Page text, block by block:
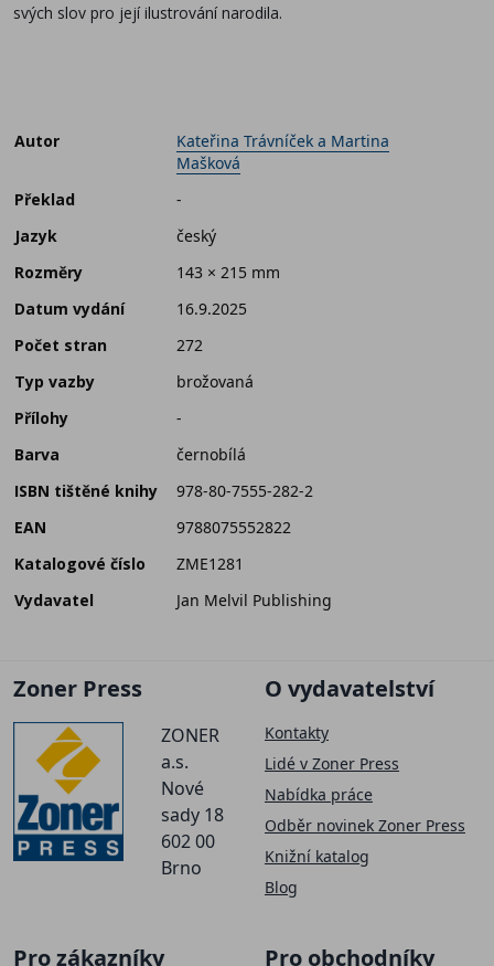
svých slov pro její ilustrování narodila.
Autor
Kateřina Trávníček a Martina
Mašková
Překlad
-
Jazyk
český
Rozměry
143 × 215 mm
Datum vydání
16.9.2025
Počet stran
272
Typ vazby
brožovaná
Přílohy
-
Barva
černobílá
ISBN tištěné knihy
978-80-7555-282-2
EAN
9788075552822
Katalogové číslo
ZME1281
Vydavatel
Jan Melvil Publishing
Zoner Press
ZONER
a.s.
Nové
sady 18
602 00
Brno
O vydavatelství
Kontakty
Lidé v Zoner Press
Nabídka práce
Odběr novinek Zoner Press
Knižní katalog
Blog
Pro zákazníky Pro obchodníky